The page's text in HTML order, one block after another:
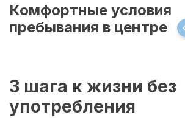
Комфортные условия
пребывания в центре
3 шага к жизни без
употребления